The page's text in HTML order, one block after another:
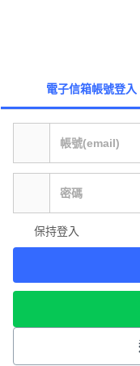
電子信箱帳號登入
保持登入